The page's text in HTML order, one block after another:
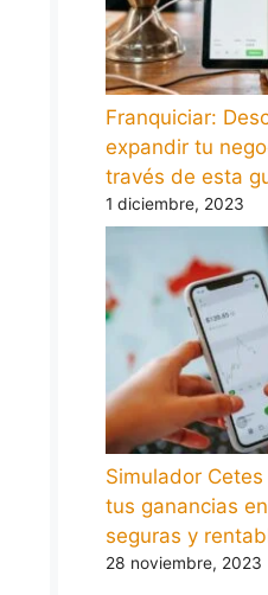
Franquiciar:
expandir tu
través de esta
1 diciembre, 2023
Simulador
tus ganancias
seguras y
28 noviembre, 2023